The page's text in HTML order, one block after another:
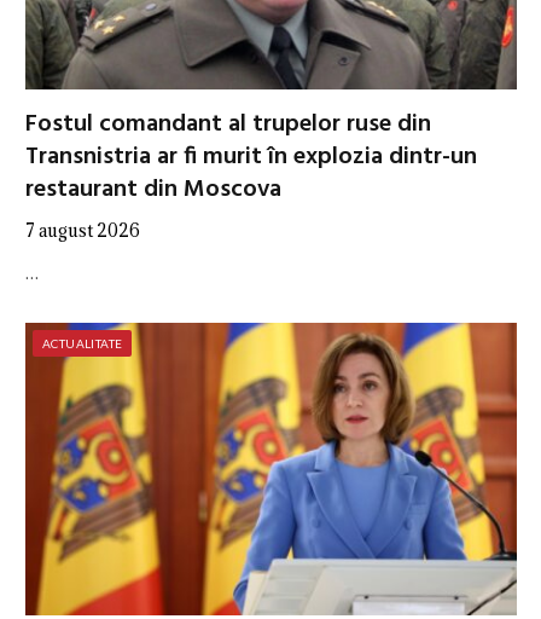
Fostul comandant al trupelor ruse din
Transnistria ar fi murit în explozia dintr-un
restaurant din Moscova
7 august 2026
…
ACTUALITATE